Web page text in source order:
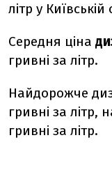
літр у Київській
Середня ціна
гривні за літр.
Найдорожче
гривні за
гривні за літр.